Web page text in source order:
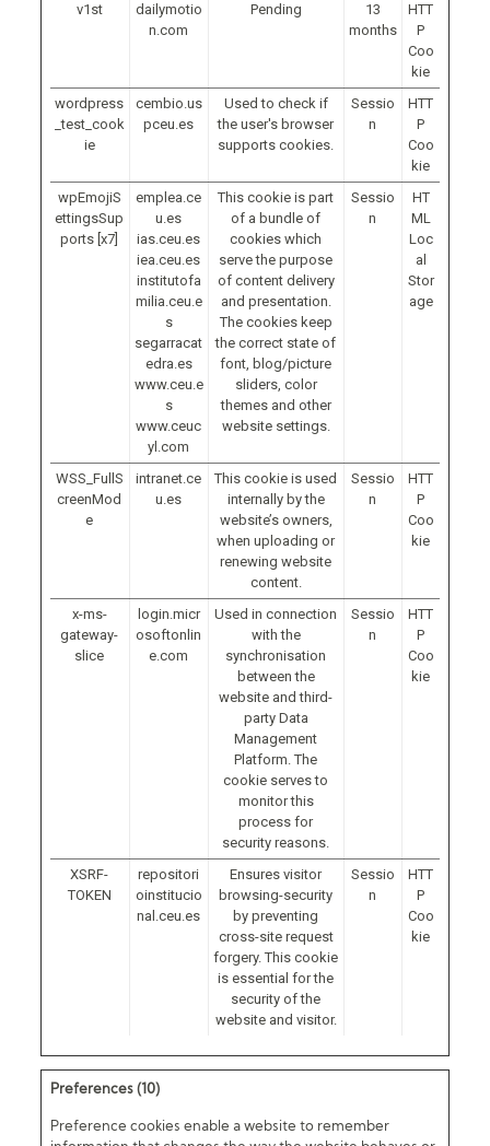
v1st
dailymotio
n.com
Pending
13
months
HTT
P
Coo
kie
wordpress
_test_cook
ie
cembio.us
pceu.es
Used to check if
the user's browser
supports cookies.
Sessio
n
HTT
P
Coo
kie
wpEmojiS
ettingsSup
ports [x7]
emplea.ce
u.es
ias.ceu.es
iea.ceu.es
institutofa
milia.ceu.e
s
segarracat
edra.es
www.ceu.e
s
www.ceuc
yl.com
This cookie is part
of a bundle of
cookies which
serve the purpose
of content delivery
and presentation.
The cookies keep
the correct state of
font, blog/picture
sliders, color
themes and other
website settings.
Sessio
n
HT
ML
Loc
al
Stor
age
WSS_FullS
creenMod
e
intranet.ce
u.es
This cookie is used
internally by the
website’s owners,
when uploading or
renewing website
content.
Sessio
n
HTT
P
Coo
kie
x-ms-
gateway-
slice
login.micr
osoftonlin
e.com
Used in connection
with the
synchronisation
between the
website and third-
party Data
Management
Platform. The
cookie serves to
monitor this
process for
security reasons.
Sessio
n
HTT
P
Coo
kie
XSRF-
TOKEN
repositori
oinstitucio
nal.ceu.es
Ensures visitor
browsing-security
by preventing
cross-site request
forgery. This cookie
is essential for the
security of the
website and visitor.
Sessio
n
HTT
P
Coo
kie
Preferences (10)
Preference cookies enable a website to remember